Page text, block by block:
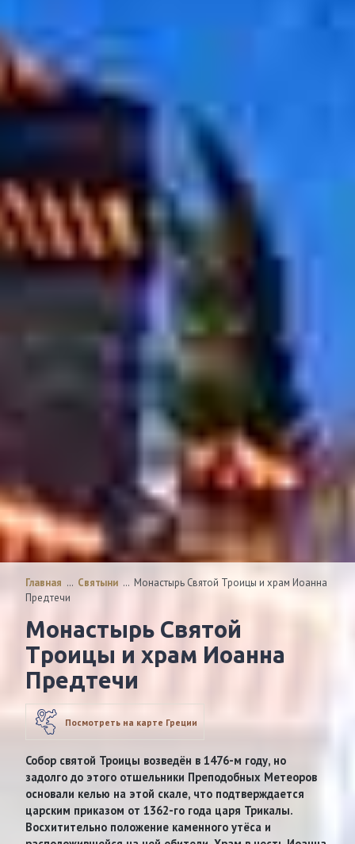
Главная … Святыни … Монастырь Святой Троицы и храм Иоанна
Предтечи
Монастырь Святой
Троицы и храм Иоанна
Предтечи
Посмотреть на карте Греции
Собор святой Троицы возведён в 1476-м году, но
задолго до этого отшельники Преподобных Метеоров
основали келью на этой скале, что подтверждается
царским приказом от 1362-го года царя Трикалы.
Восхитительно положение каменного утёса и